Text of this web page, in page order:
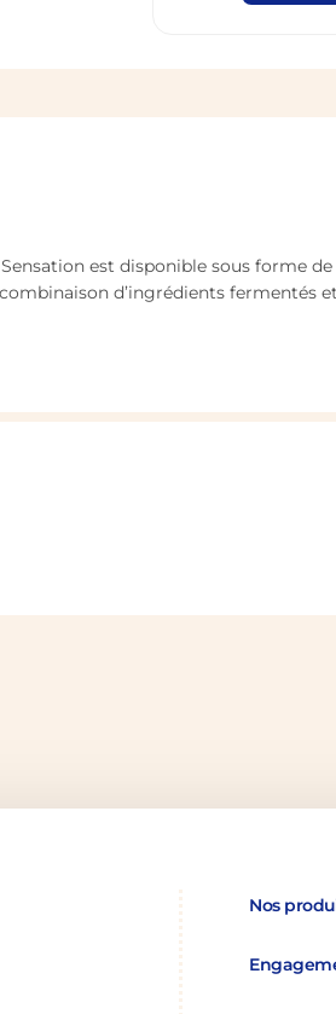
est disponible sous forme
d’ingrédients fermentés
Nos